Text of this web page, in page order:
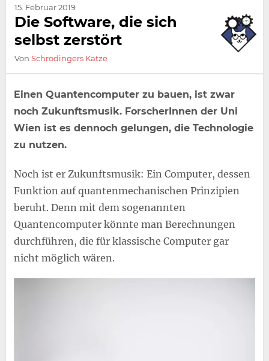
15. Februar 2019
Die Software, die sich
selbst zerstört
Von Schrödingers Katze
Einen Quantencomputer zu bauen, ist zwar
noch Zukunftsmusik. ForscherInnen der Uni
Wien ist es dennoch gelungen, die Technologie
zu nutzen.
Noch ist er Zukunftsmusik: Ein Computer, dessen
Funktion auf quantenmechanischen Prinzipien
beruht. Denn mit dem sogenannten
Quantencomputer könnte man Berechnungen
durchführen, die für klassische Computer gar
nicht möglich wären.